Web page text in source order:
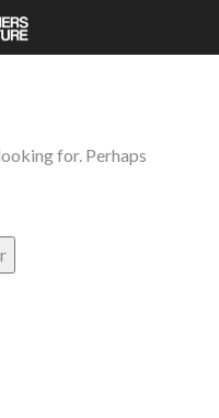
for. Perhaps